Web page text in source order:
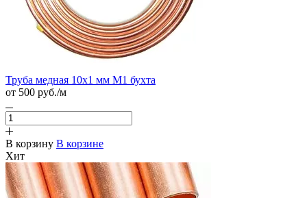
Труба медная 10х1 мм М1 бухта
от 500 руб./м
В корзину В корзине
Хит